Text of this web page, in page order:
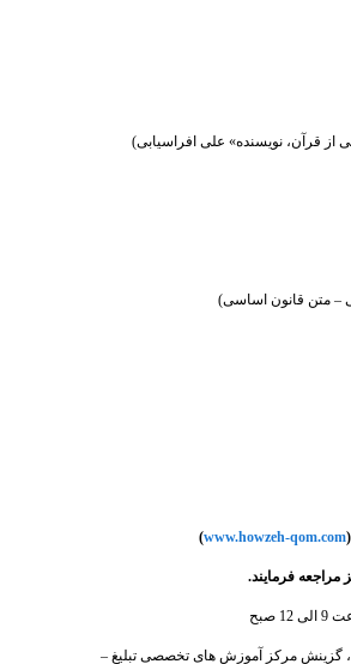
www.howzeh-qom.com
)
مراجعه فرمایند.
شهید صدوقی، گزینش مرکز آموزش های تخصصی تبلیغ –